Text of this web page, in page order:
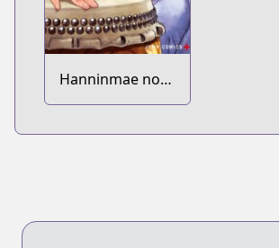
Hanninmae no
Koibito